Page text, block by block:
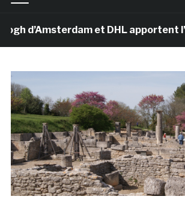
d’Amsterdam et DHL apportent l’art